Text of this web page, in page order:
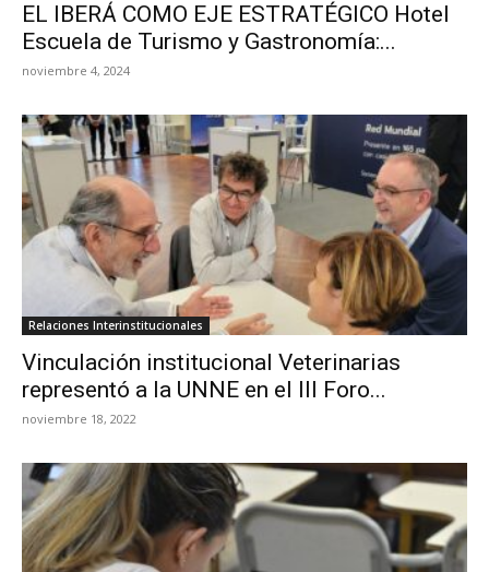
EL IBERÁ COMO EJE ESTRATÉGICO Hotel
Escuela de Turismo y Gastronomía:...
noviembre 4, 2024
Relaciones Interinstitucionales
Vinculación institucional Veterinarias
representó a la UNNE en el III Foro...
noviembre 18, 2022